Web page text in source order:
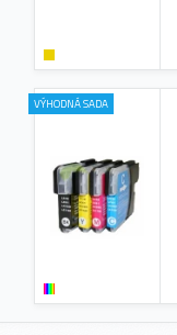
VÝHODNÁ SADA